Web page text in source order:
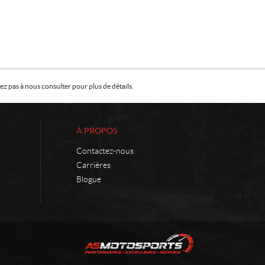
pas à nous consulter pour plus de détails.
À PROPOS
Contactez-nous
Carrières
Blogue